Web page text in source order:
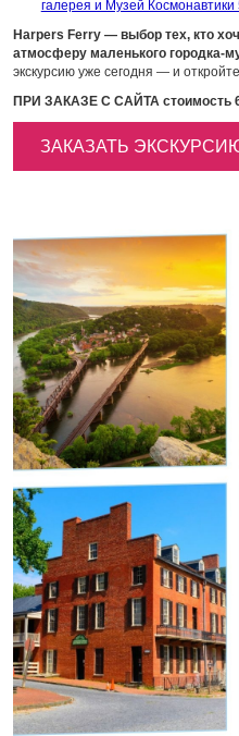
галерея и Музей Космонавтики
Harpers Ferry — выбор тех, кто
атмосферу маленького городка-
экскурсию уже сегодня — и
ПРИ ЗАКАЗЕ С САЙТА стоимость
ЗАКАЗАТЬ